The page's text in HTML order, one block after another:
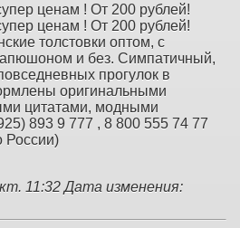
ценам ! От 200 рублей!
ценам ! От 200 рублей!
толстовки оптом, с
и без. Симпатичный,
прогулок в
оригинальными
цитатами, модными
893 9 777 , 8 800 555 74 77
России)
11:32 Дата изменения: